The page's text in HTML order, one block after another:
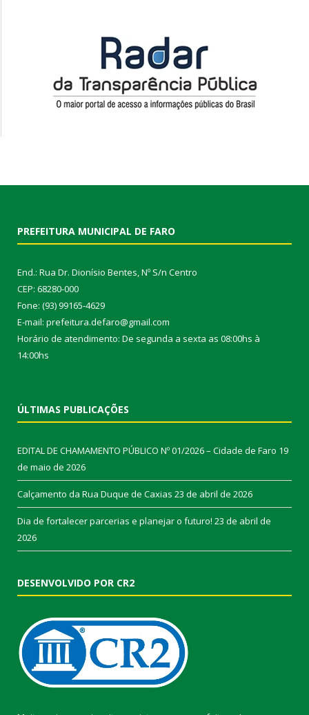
PREFEITURA MUNICIPAL DE FARO
End.: Rua Dr. Dionísio Bentes, Nº S/n Centro
CEP: 68280-000
Fone: (93) 99165-4629
E-mail: prefeitura.defaro@gmail.com
Horário de atendimento: De segunda a sexta as 08:00hs à
14:00hs
ÚLTIMAS PUBLICAÇÕES
EDITAL DE CHAMAMENTO PÚBLICO Nº 01/2026 – Cidade de Faro 19
de maio de 2026
Calçamento da Rua Duque de Caxias 23 de abril de 2026
Dia de fortalecer parcerias e planejar o futuro! 23 de abril de
2026
DESENVOLVIDO POR CR2